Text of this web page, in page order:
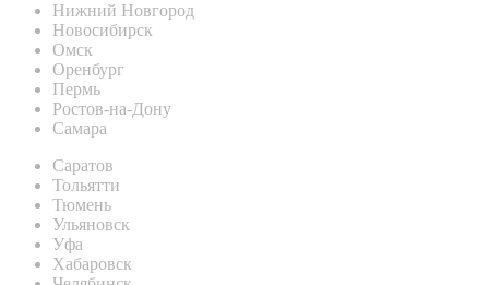
Нижний Новгород
Новосибирск
Омск
Оренбург
Пермь
Ростов-на-Дону
Самара
Саратов
Тольятти
Тюмень
Ульяновск
Уфа
Хабаровск